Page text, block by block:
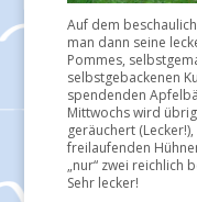
Auf dem
man dann seine
Pommes,
selbstgebackenen
spendenden
Mittwochs wird
geräuchert
freilaufenden
„nur“ zwei reichlich
Sehr lecker!